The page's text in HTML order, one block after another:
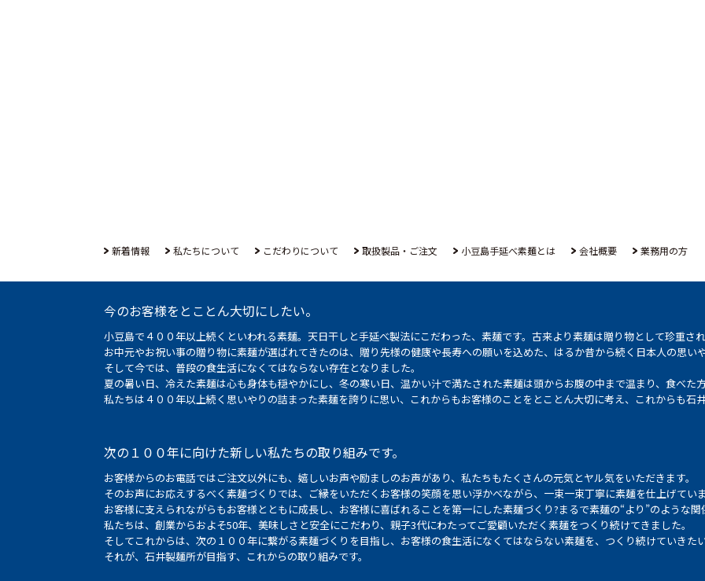
新着情報 私たちについて こだわりについて 取扱製品・ご注文 小豆島手延べ素麺とは 会社概要 業務用の方
今のお客様をとことん大切にしたい。
小豆島で４００年以上続くといわれる素麺。天日干しと手延べ製法にこだわった、素麺です。古来より素麺は贈り物として珍重さ
お中元やお祝い事の贈り物に素麺が選ばれてきたのは、贈り先様の健康や長寿への願いを込めた、はるか昔から続く日本人の思い
そして今では、普段の食生活になくてはならない存在となりました。
夏の暑い日、冷えた素麺は心も身体も穏やかにし、冬の寒い日、温かい汁で満たされた素麺は頭からお腹の中まで温まり、食べた
私たちは４００年以上続く思いやりの詰まった素麺を誇りに思い、これからもお客様のことをとことん大切に考え、これからも石
次の１００年に向けた新しい私たちの取り組みです。
お客様からのお電話ではご注文以外にも、嬉しいお声や励ましのお声があり、私たちもたくさんの元気とヤル気をいただきます。
そのお声にお応えするべく素麺づくりでは、ご縁をいただくお客様の笑顔を思い浮かべながら、一束一束丁寧に素麺を仕上げてい
お客様に支えられながらもお客様とともに成長し、お客様に喜ばれることを第一にした素麺づくり?まるで素麺の“より”のような
私たちは、創業からおよそ50年、美味しさと安全にこだわり、親子3代にわたってご愛顧いただく素麺をつくり続けてきました。
そしてこれからは、次の１００年に繋がる素麺づくりを目指し、お客様の食生活になくてはならない素麺を、つくり続けていきた
それが、石井製麺所が目指す、これからの取り組みです。